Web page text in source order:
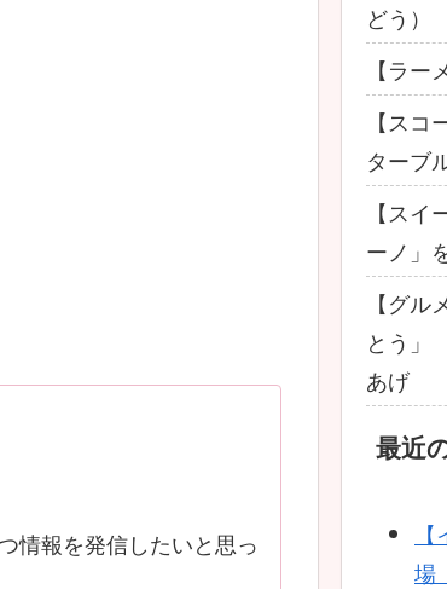
情報を発信したいと思っ
どう）
【ラー
【ス
ターブ
【ス
ーノ」
【グ
とう」
あげ
最近
場